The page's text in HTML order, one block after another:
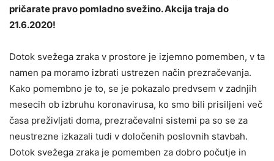
pričarate pravo pomladno svežino. Akcija traja do
21.6.2020!
Dotok svežega zraka v prostore je izjemno pomemben, v ta
namen pa moramo izbrati ustrezen način prezračevanja.
Kako pomembno je to, se je pokazalo predvsem v zadnjih
mesecih ob izbruhu koronavirusa, ko smo bili prisiljeni več
časa preživljati doma, prezračevalni sistemi pa so se za
neustrezne izkazali tudi v določenih poslovnih stavbah.
Dotok svežega zraka je pomemben za dobro počutje in